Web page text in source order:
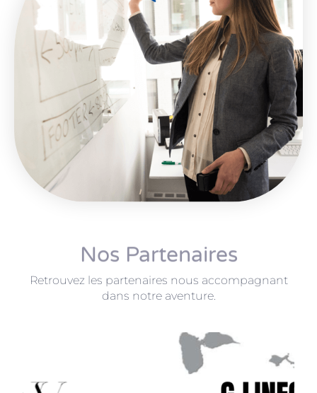
Nos Partenaires
Retrouvez les partenaires nous accompagnant
dans notre aventure.